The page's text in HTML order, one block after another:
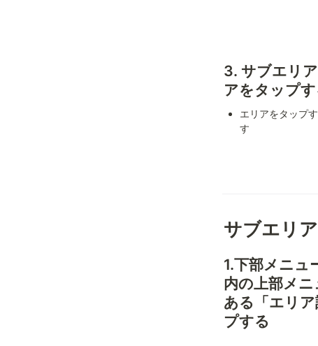
3. サブエリ
アをタップす
エリアをタップ
す
サブエリ
1.下部メニュ
内の上部メ
ある「エリ
プする